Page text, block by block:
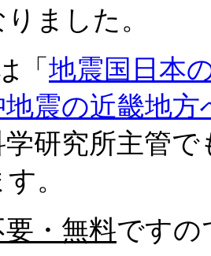
ました。
「 地震国日本
震の近畿地方
学研究所主管
。
・無料ですの